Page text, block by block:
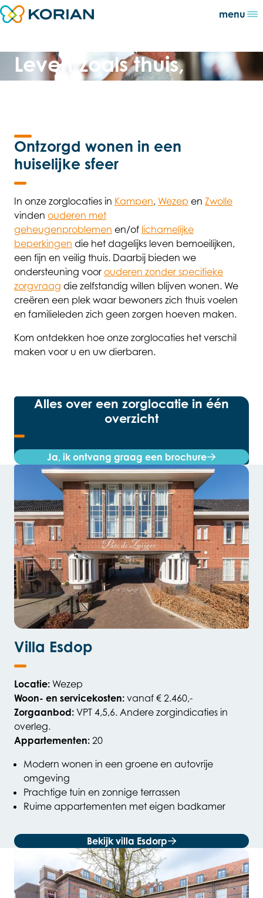
Direct naar content
Terug naar de startpagina
menu
Leven zoals thuis,
ondersteund door
Ontzorgd wonen in een
huiselijke sfeer
In onze zorglocaties in Kampen, Wezep en Zwolle
vinden ouderen met
geheugenproblemen en/of lichamelijke
beperkingen die het dagelijks leven bemoeilijken,
een fijn en veilig thuis. Daarbij bieden we
ondersteuning voor ouderen zonder specifieke
zorgvraag die zelfstandig willen blijven wonen. We
creëren een plek waar bewoners zich thuis voelen
en familieleden zich geen zorgen hoeven maken.
Kom ontdekken hoe onze zorglocaties het verschil
maken voor u en uw dierbaren.
Alles over een zorglocatie in één
overzicht
Ja, ik ontvang graag een brochure
Villa Esdop
Locatie: Wezep
Woon- en servicekosten: vanaf € 2.460,-
Zorgaanbod: VPT 4,5,6. Andere zorgindicaties in
overleg.
Appartementen: 20
Modern wonen in een groene en autovrije
omgeving
Prachtige tuin en zonnige terrassen
Ruime appartementen met eigen badkamer
Bekijk villa Esdorp